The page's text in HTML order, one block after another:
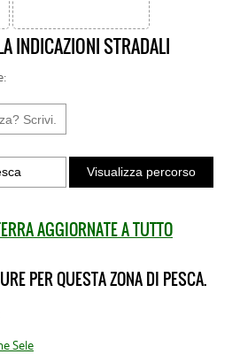
INDICAZIONI STRADALI
AGGIORNATE A TUTTO
PER QUESTA ZONA DI PESCA.
Sele